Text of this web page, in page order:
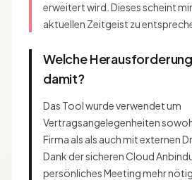
erweitert wird. Dieses scheint
aktuellen Zeitgeist zu
Welche
damit?
Das Tool wurde verwendet um
Vertragsangelegenheiten
Firma als als auch mit externen
Dank der sicheren Cloud
persönliches Meeting mehr